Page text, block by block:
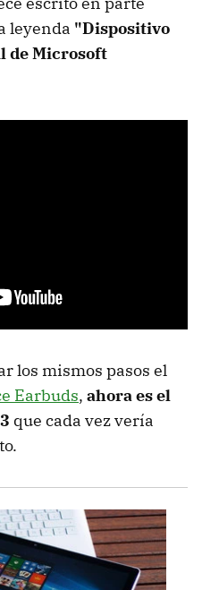
leyenda "Dispositivo
de Microsoft
los mismos pasos el
Earbuds, ahora es el
que cada vez vería